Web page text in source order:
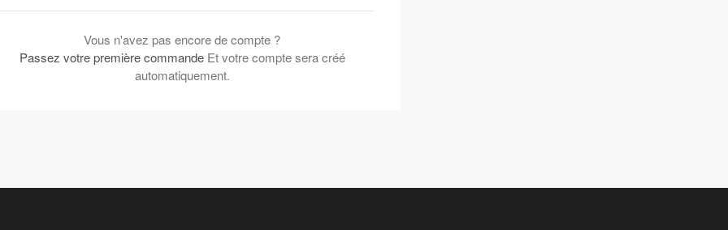
Vous n'avez pas encore de compte ?
Passez votre première commandeEt votre compte sera créé
automatiquement.